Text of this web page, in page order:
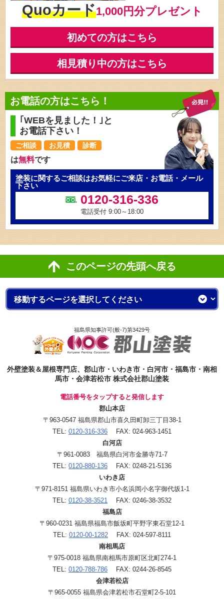
Quoカード1,000円分プレゼント
初めての方はこちら
相見積り中の方はこちら
お電話の方はこちら！
｢WEBを見ました！｣と
お電話下さい！
ご相談 お見積 診断
は無料です
塗装に関するご相談はお気軽にご来店・お電話・メール
下さい
0120-316-336
電話受付 9:00～18:00
このページの先頭へ戻る
福島県知事許可(般-7)第3429号
外壁塗装＆屋根専門店、郡山市・いわき市・白河市・福島市・南相
馬市・会津若松市 株式会社郡山塗装
電話番号をタップすると発信します
郡山本店
〒963-0547 福島県郡山市喜久田町卸三丁目38-1
TEL: 0120-316-336 FAX: 024-963-1451
白河店
〒961-0083 福島県白河市金勝寺71-7
TEL: 0120-880-136 FAX: 0248-21-5136
いわき店
〒971-8151 福島県いわき市小名浜岡小名字御代坂1-1
TEL: 0120-38-3521
FAX: 0246-38-3532
福島店
〒960-0231 福島県福島市飯坂町平野字東石堂12-1
TEL: 0120-00-1282 FAX: 024-597-8111
南相馬店
〒975-0018 福島県南相馬市原町区北町274-1
TEL: 0120-788-786 FAX: 0244-26-8545
会津若松店
〒965-0055 福島県会津若松市石堂町2-5-101